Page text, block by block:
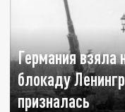
Германия взяла
блокаду
призналась